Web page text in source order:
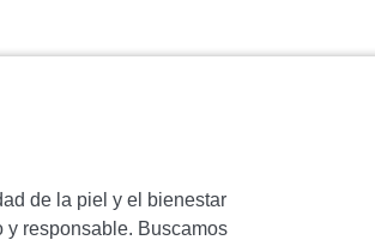
de la piel y el bienestar
y responsable. Buscamos